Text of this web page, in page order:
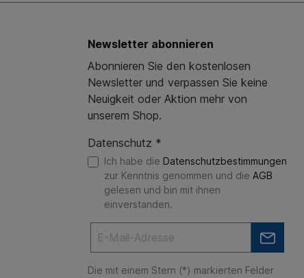
Newsletter abonnieren
Abonnieren Sie den kostenlosen
Newsletter und verpassen Sie keine
Neuigkeit oder Aktion mehr von
unserem Shop.
Datenschutz *
Ich habe die Datenschutzbestimmungen
zur Kenntnis genommen und die AGB
gelesen und bin mit ihnen
einverstanden.
Die mit einem Stern (*) markierten Felder